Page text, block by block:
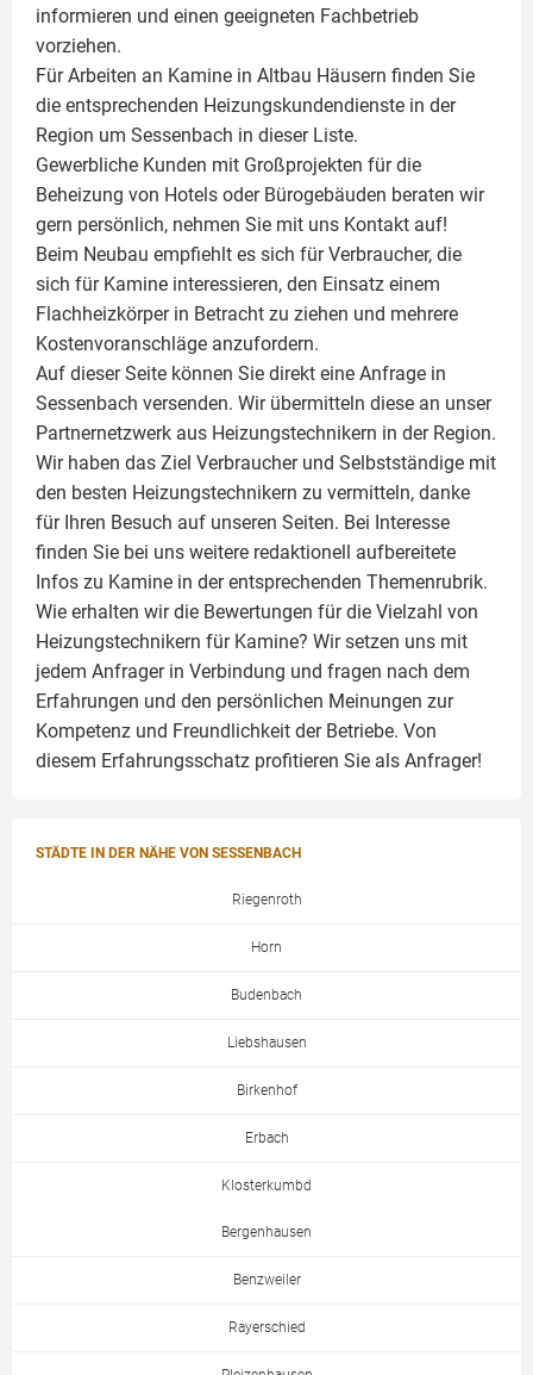
informieren und einen geeigneten Fachbetrieb
vorziehen.
Für Arbeiten an Kamine in Altbau Häusern finden Sie
die entsprechenden Heizungskundendienste in der
Region um Sessenbach in dieser Liste.
Gewerbliche Kunden mit Großprojekten für die
Beheizung von Hotels oder Bürogebäuden beraten wir
gern persönlich, nehmen Sie mit uns Kontakt auf!
Beim Neubau empfiehlt es sich für Verbraucher, die
sich für Kamine interessieren, den Einsatz einem
Flachheizkörperin Betracht zu ziehen und mehrere
Kostenvoranschläge anzufordern.
Auf dieser Seite können Sie direkt eine Anfrage in
Sessenbach versenden. Wir übermitteln diese an unser
Partnernetzwerk aus Heizungstechnikern in der Region.
Wir haben das Ziel Verbraucher und Selbstständige mit
den besten Heizungstechnikern zu vermitteln, danke
für Ihren Besuch auf unseren Seiten. Bei Interesse
finden Sie bei uns weitere redaktionell aufbereitete
Infos zu Kamine in der entsprechenden Themenrubrik.
Wie erhalten wir die Bewertungen für die Vielzahl von
Heizungstechnikern für Kamine? Wir setzen uns mit
jedem Anfrager in Verbindung und fragen nach dem
Erfahrungen und den persönlichen Meinungen zur
Kompetenz und Freundlichkeit der Betriebe. Von
diesem Erfahrungsschatz profitieren Sie als Anfrager!
STÄDTE IN DER NÄHE VON SESSENBACH
Riegenroth
Horn
Budenbach
Liebshausen
Birkenhof
Erbach
Klosterkumbd
Bergenhausen
Benzweiler
Rayerschied